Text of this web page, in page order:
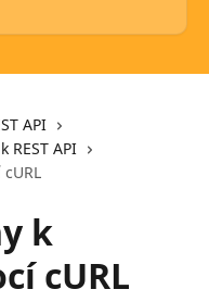
API
REST API
k
cURL